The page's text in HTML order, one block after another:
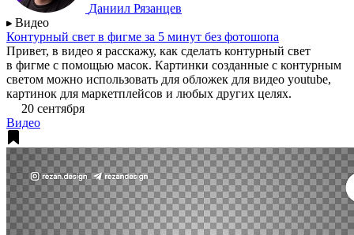
Даниил Рязанцев
Видео
Контурный свет в фигме за 5 минут без фотошопа
Привет, в видео я расскажу, как сделать контурный свет
в фигме с помощью масок. Картинки созданные с контурным
светом можно использовать для обложек для видео youtube,
картинок для маркетплейсов и любых других целях.
20 сентября
Видео